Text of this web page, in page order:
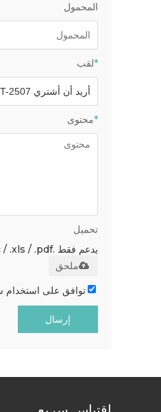
المحمول
*لقب
*محتوى
تحميل
يدعم فقط .rar / .zip / .jpg / .png / .gif / .doc / .xls / .pdf ، بحد أقصى 20 ميجا
ملحق
توافق على
إرسال